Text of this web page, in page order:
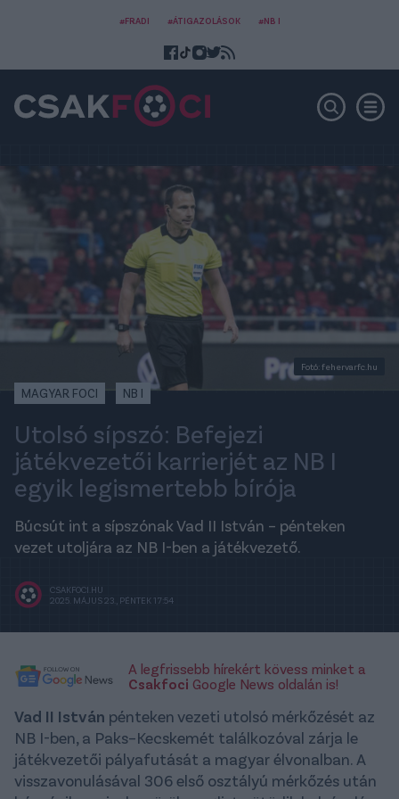
#FRADI #ÁTIGAZOLÁSOK #NB I
Fotó: fehervarfc.hu
MAGYAR FOCI NB I
Utolsó sípszó: Befejezi
játékvezetői karrierjét az NB I
egyik legismertebb bírója
Búcsút int a sípszónak Vad II István – pénteken
vezet utoljára az NB I-ben a játékvezető.
CSAKFOCI.HU
2025. MÁJUS 23., PÉNTEK 17:54
A legfrissebb hírekért kövess minket a
Csakfoci Google News oldalán is!
Vad II István pénteken vezeti utolsó mérkőzését az
NB I-ben, a Paks–Kecskemét találkozóval zárja le
játékvezetői pályafutását a magyar élvonalban. A
visszavonulásával 306 első osztályú mérkőzés után